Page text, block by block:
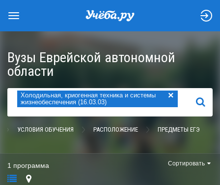
Вузы Еврейской автономной
области
Холодильная, криогенная техника и системы
жизнеобеспечения (16.03.03)
×
НАЙТИ
УСЛОВИЯ ОБУЧЕНИЯ РАСПОЛОЖЕНИЕ ПРЕДМЕТЫ ЕГЭ
1 программа Сортировать